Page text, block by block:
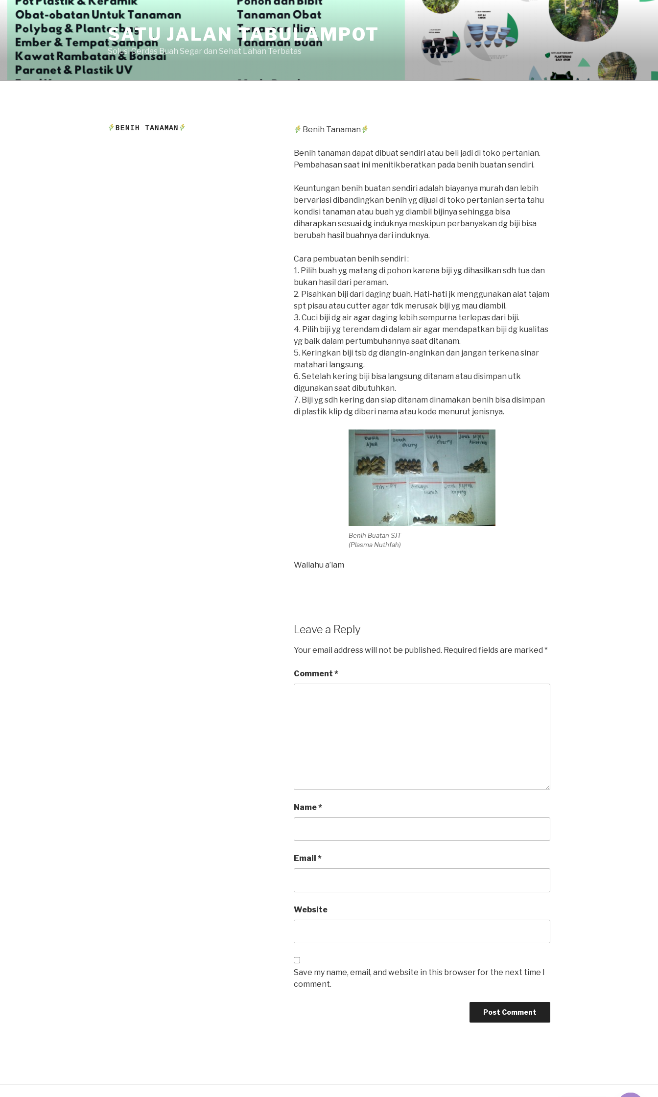
Skip
content
SATU JALAN TABULAMPOT
Solusi Cerdas Buah Segar dan Sehat Lahan Terbatas
BENIH TANAMAN Benih Tanaman
Benih tanaman dapat dibuat sendiri atau beli jadi di toko pertanian.
Pembahasan saat ini menitikberatkan pada benih buatan sendiri.
Keuntungan benih buatan sendiri adalah biayanya murah dan lebih
bervariasi dibandingkan benih yg dijual di toko pertanian serta tahu
kondisi tanaman atau buah yg diambil bijinya sehingga bisa
diharapkan sesuai dg induknya meskipun perbanyakan dg biji bisa
berubah hasil buahnya dari induknya.
Cara pembuatan benih sendiri :
1. Pilih buah yg matang di pohon karena biji yg dihasilkan sdh tua dan
bukan hasil dari peraman.
2. Pisahkan biji dari daging buah. Hati-hati jk menggunakan alat tajam
spt pisau atau cutter agar tdk merusak biji yg mau diambil.
3. Cuci biji dg air agar daging lebih sempurna terlepas dari biji.
4. Pilih biji yg terendam di dalam air agar mendapatkan biji dg kualitas
yg baik dalam pertumbuhannya saat ditanam.
5. Keringkan biji tsb dg diangin-anginkan dan jangan terkena sinar
matahari langsung.
6. Setelah kering biji bisa langsung ditanam atau disimpan utk
digunakan saat dibutuhkan.
7. Biji yg sdh kering dan siap ditanam dinamakan benih bisa disimpan
di plastik klip dg diberi nama atau kode menurut jenisnya.
Benih Buatan SJT
(Plasma Nuthfah)
Wallahu a’lam
Leave a Reply
Your email address will not be published. Required fields are marked *
Comment *
Name*
Email *
Website
Save my name, email, and website in this browser for the next time I
comment.